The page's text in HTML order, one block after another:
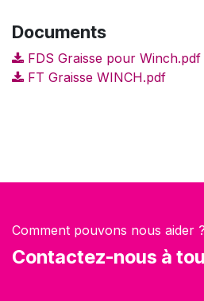
Documents
FDS Graisse pour Winch.pdf
FT Graisse WINCH.pdf
Comment pouvons nous aider ?
Contactez-nous à